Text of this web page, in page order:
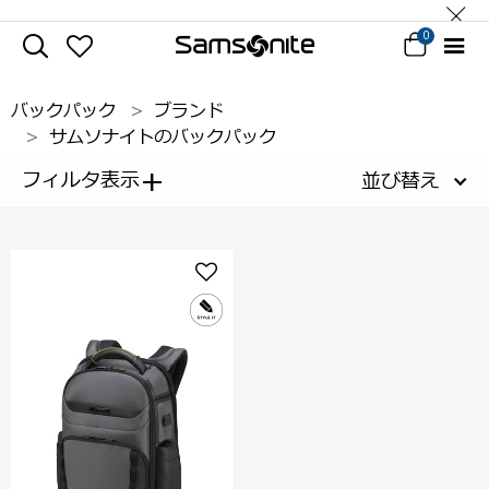
0
バックパック
ブランド
サムソナイトのバックパック
フィルタ表示+ 並び替え